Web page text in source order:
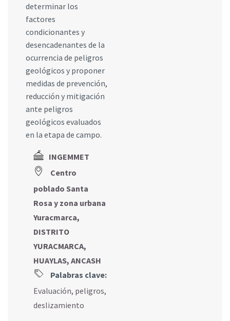
determinar los
factores
condicionantes y
desencadenantes de la
ocurrencia de peligros
geológicos y proponer
medidas de prevención,
reducción y mitigación
ante peligros
geológicos evaluados
en la etapa de campo.
INGEMMET
Centro
poblado Santa
Rosa y zona urbana
Yuracmarca,
DISTRITO
YURACMARCA,
HUAYLAS, ANCASH
Palabras clave:
Evaluación, peligros,
deslizamiento